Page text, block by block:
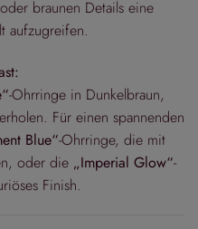
braunen Details eine
aufzugreifen.
-Ohrringe in Dunkelbraun,
Für einen spannenden
Blue“-Ohrringe, die mit
oder die „Imperial Glow“-
Finish.